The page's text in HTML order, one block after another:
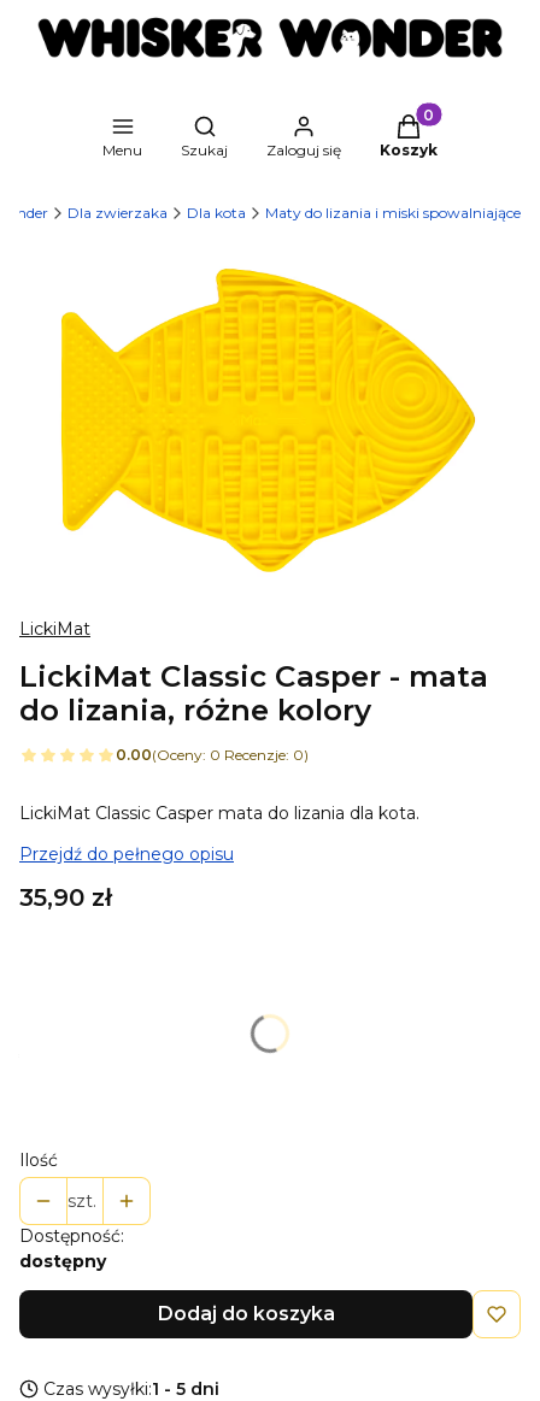
Menu
Otwórz wyszukiwarkę
Szukaj Zaloguj się
Produkty w
Koszyk
Dla zwierzaka Dla kota Maty do lizania i miski spowalniające
LickiMat
LickiMat Classic Casper - mata
do lizania, różne kolory
0.00(Oceny: 0 Recenzje: 0)
LickiMat Classic Casper mata do lizania dla kota.
Przejdź do pełnego opisu
Cena
35,90 zł
Ilość
szt.
Dostępność:
dostępny
Dodaj do koszyka
Czas wysyłki:1 - 5 dni